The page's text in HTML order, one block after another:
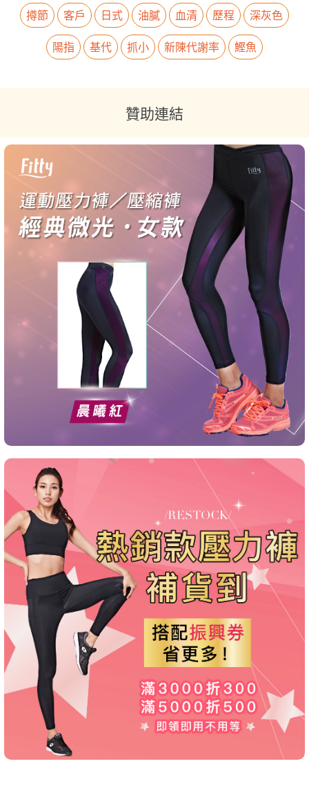
撙節
客戶 日式 油膩 血清 歷程
深灰色
陽指
基代 抓小 新陳代謝率 鰹魚
贊助連結